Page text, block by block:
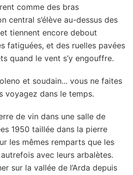
comme des bras
central s’élève au-dessus des
tiennent encore debout
fatiguées, et des ruelles pavées
quand le vent s’y engouffre.
et soudain... vous ne faites
voyagez dans le temps.
de vin dans une salle de
1950 taillée dans la pierre
les mêmes remparts que les
avec leurs arbalètes.
sur la vallée de l’Arda depuis